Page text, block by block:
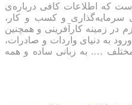
است که ‌اطلاعات کافی درباره‌ی
سرمایه‌گذاری و کسب و کار،
در زمینه کارآفرینی و همچنین
به دنیای واردات و صادرات،
…. به زبانی ساده و همه